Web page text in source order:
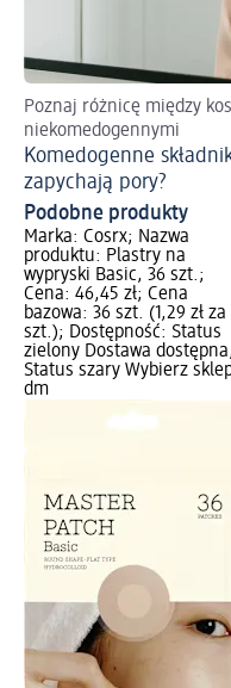
Poznaj różnicę między
niekomedogennymi
Komedogenne
zapychają pory?
Podobne produkty
Marka: Cosrx; Nazwa
produktu: Plastry na
wypryski Basic, 36 szt.;
Cena: 46,45 zł; Cena
bazowa: 36 szt. (1,29 zł za
szt.); Dostępność: Status
zielony Dostawa dostępna,
Status szary Wybierz
dm